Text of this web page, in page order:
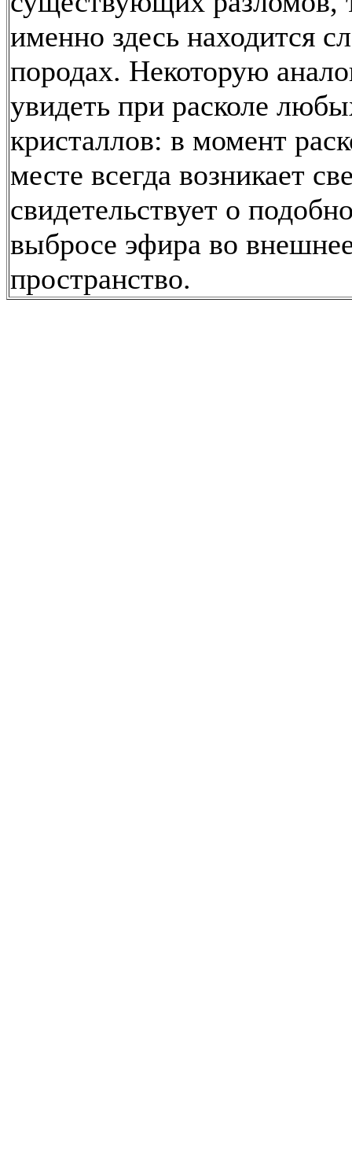
именно здесь находится
породах. Некоторую
увидеть при расколе
кристаллов: в момент
месте всегда возникает
свидетельствует о
выбросе эфира во
пространство.